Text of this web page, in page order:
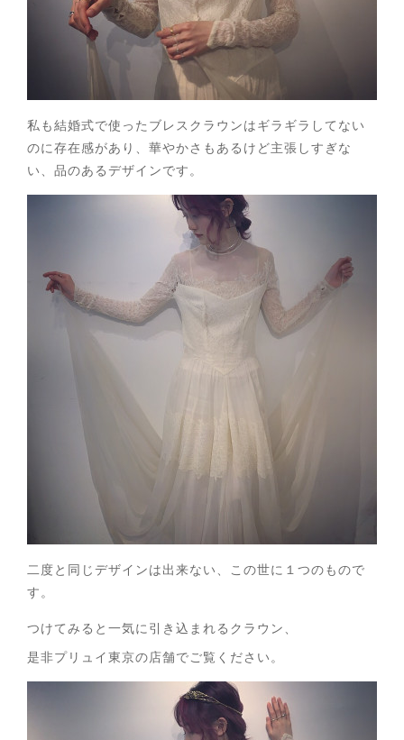
私も結婚式で使ったブレスクラウンはギラギラしてない
のに存在感があり、華やかさもあるけど主張しすぎな
い、品のあるデザインです。
二度と同じデザインは出来ない、この世に１つのもので
す。
つけてみると一気に引き込まれるクラウン、
是非プリュイ東京の店舗でご覧ください。